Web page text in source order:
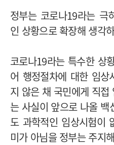
정부는 코로나19라는 극
인 상황으로 확장해 생각
코로나19라는 특수한 상
어 행정절차에 대한 임상
지 않은 채 국민에게 직
는 사실이 앞으로 나올
도 과학적인 임상시험이
미가 아님을 정부는 주지